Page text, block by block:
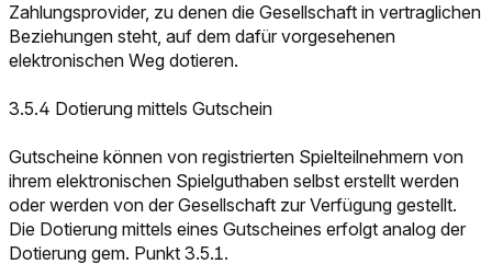
Zahlungsprovider, zu denen die Gesellschaft in vertraglichen
Beziehungen steht, auf dem dafür vorgesehenen
elektronischen Weg dotieren.
3.5.4 Dotierung mittels Gutschein
Gutscheine können von registrierten Spielteilnehmern von
ihrem elektronischen Spielguthaben selbst erstellt werden
oder werden von der Gesellschaft zur Verfügung gestellt.
Die Dotierung mittels eines Gutscheines erfolgt analog der
Dotierung gem. Punkt 3.5.1.